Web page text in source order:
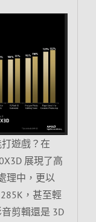
打遊戲？在
展現了高
理中，更以
，甚至輕
剪輯還是 3D